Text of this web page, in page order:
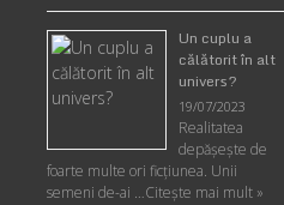
Un cuplu a
călătorit în alt
univers?
19/07/2023
Realitatea
depăşeşte de
foarte multe ori ficţiunea. Unii
semeni de-ai …Citește mai mult »